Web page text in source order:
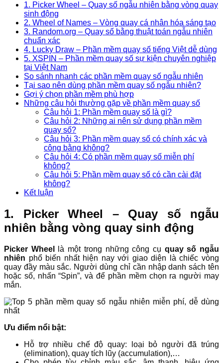
1. Picker Wheel – Quay số ngẫu nhiên bằng vòng quay
sinh động
2. Wheel of Names – Vòng quay cá nhân hóa sáng tạo
3. Random.org – Quay số bằng thuật toán ngẫu nhiên
chuẩn xác
4. Lucky Draw – Phần mềm quay số tiếng Việt dễ dùng
5. XSPIN – Phần mềm quay số sự kiện chuyên nghiệp
tại Việt Nam
So sánh nhanh các phần mềm quay số ngẫu nhiên
Tại sao nên dùng phần mềm quay số ngẫu nhiên?
Gợi ý chọn phần mềm phù hợp
Những câu hỏi thường gặp về phần mềm quay số
Câu hỏi 1: Phần mềm quay số là gì?
Câu hỏi 2: Những ai nên sử dụng phần mềm
quay số?
Câu hỏi 3: Phần mềm quay số có chính xác và
công bằng không?
Câu hỏi 4: Có phần mềm quay số miễn phí
không?
Câu hỏi 5: Phần mềm quay số có cần cài đặt
không?
Kết luận
1. Picker Wheel – Quay số ngẫu
nhiên bằng vòng quay sinh động
Picker Wheel là một trong những công cụ quay số ngẫu
nhiên phổ biến nhất hiện nay với giao diện là chiếc vòng
quay đầy màu sắc. Người dùng chỉ cần nhập danh sách tên
hoặc số, nhấn “Spin”, và để phần mềm chọn ra người may
mắn.
Ưu điểm nổi bật:
Hỗ trợ nhiều chế độ quay: loại bỏ người đã trúng
(elimination), quay tích lũy (accumulation),…